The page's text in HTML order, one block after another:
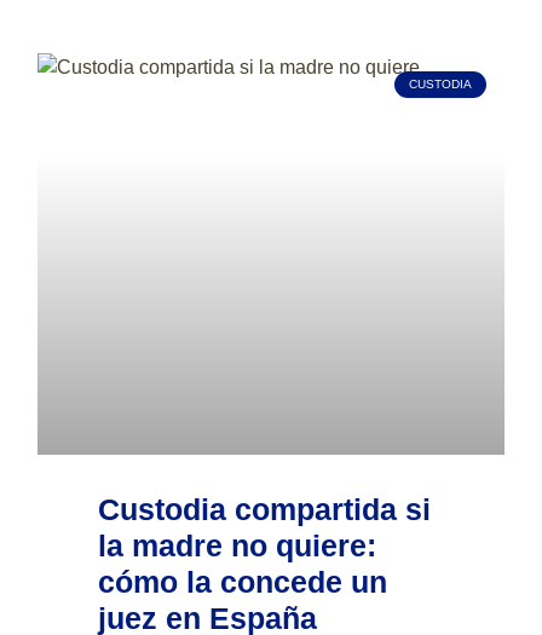
CUSTODIA
Custodia compartida si
la madre no quiere:
cómo la concede un
juez en España